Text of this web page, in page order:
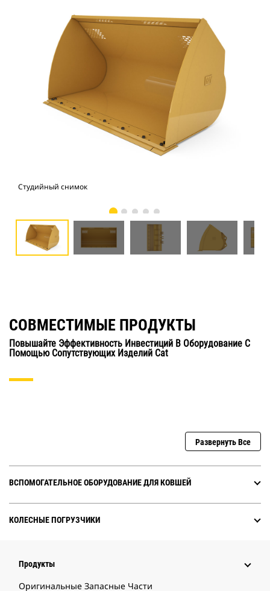
Студийный снимок
СОВМЕСТИМЫЕ ПРОДУКТЫ
Повышайте Эффективность Инвестиций В Оборудование С
Помощью Сопутствующих Изделий Cat
Развернуть Все
ВСПОМОГАТЕЛЬНОЕ ОБОРУДОВАНИЕ ДЛЯ КОВШЕЙ
КОЛЕСНЫЕ ПОГРУЗЧИКИ
Продукты
Оригинальные Запасные Части